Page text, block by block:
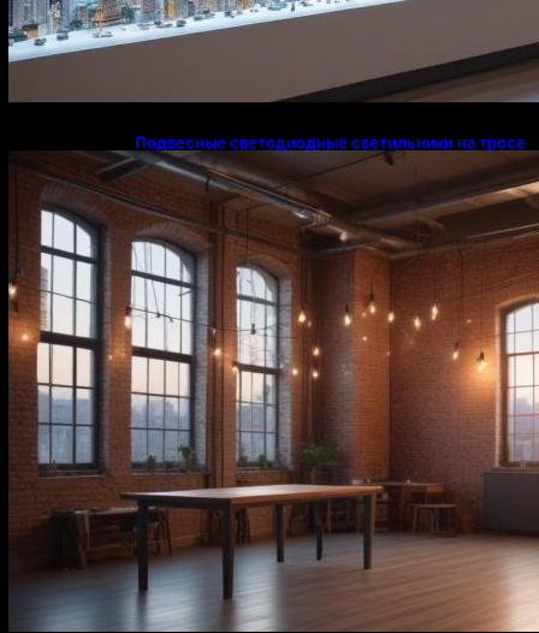
Подвесные светодиодные светильники на тросе